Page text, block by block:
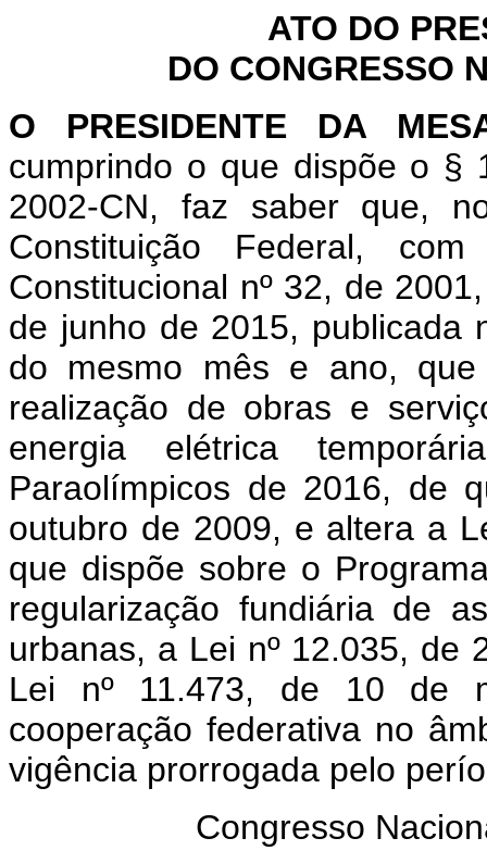
ATO DO
DO CONGRESSO
O PRESIDENTE DA
cumprindo o que dispõe o §
2002-CN, faz saber que,
Constituição Federal,
Constitucional nº 32, de
de junho de 2015, publicada
do mesmo mês e ano,
realização de obras e
energia elétrica
Paraolímpicos de 2016, de
outubro de 2009, e altera a
que dispõe sobre o
regularização fundiária de
urbanas, a Lei nº 12.035, de
Lei nº 11.473, de 10 de
cooperação federativa no
vigência prorrogada pelo
Congresso